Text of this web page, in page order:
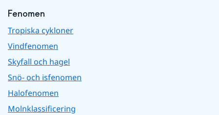
Fenomen
Tropiska cykloner
Vindfenomen
Skyfall och hagel
Snö- och isfenomen
Halofenomen
Molnklassificering